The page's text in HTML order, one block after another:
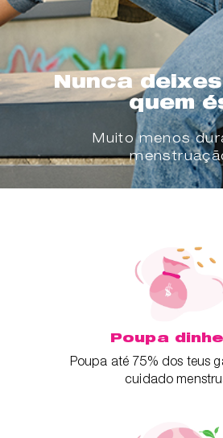
Nunca
quem
Muito menos
Poupa
Poupa até 75% dos teus
cuidado